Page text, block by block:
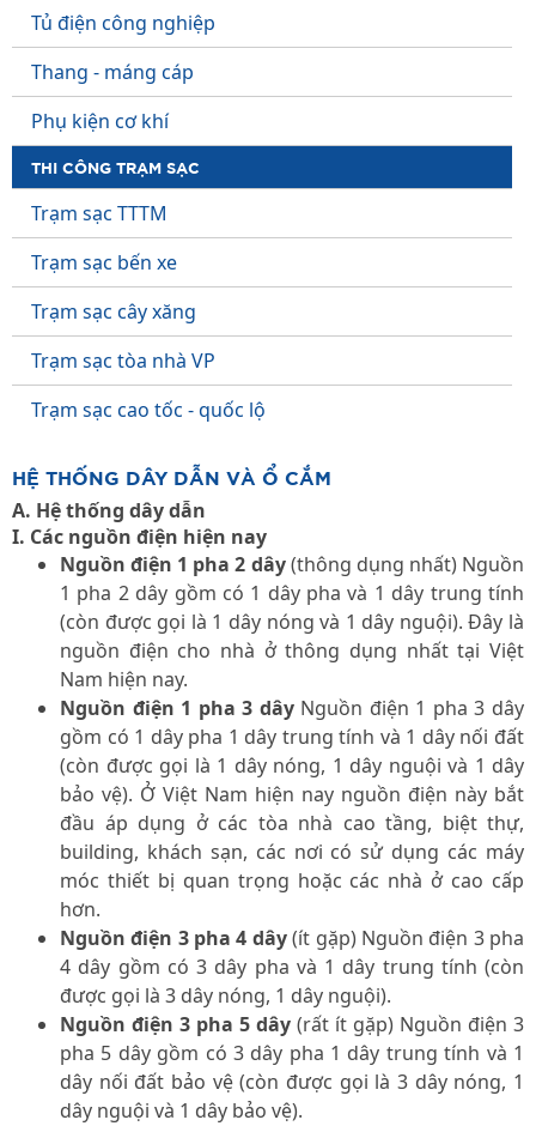
Tủ điện công nghiệp
Thang - máng cáp
Phụ kiện cơ khí
THI CÔNG TRẠM SẠC
Trạm sạc TTTM
Trạm sạc bến xe
Trạm sạc cây xăng
Trạm sạc tòa nhà VP
Trạm sạc cao tốc - quốc lộ
HỆ THỐNG DÂY DẪN VÀ Ổ CẮM
A. Hệ thống dây dẫn
I. Các nguồn điện hiện nay
Nguồn điện 1 pha 2 dây(thông dụng nhất) Nguồn
1 pha 2 dây gồm có 1 dây pha và 1 dây trung tính
(còn được gọi là 1 dây nóng và 1 dây nguội). Đây là
nguồn điện cho nhà ở thông dụng nhất tại Việt
Nam hiện nay.
Nguồn điện 1 pha 3 dâyNguồn điện 1 pha 3 dây
gồm có 1 dây pha 1 dây trung tính và 1 dây nối đất
(còn được gọi là 1 dây nóng, 1 dây nguội và 1 dây
bảo vệ). Ở Việt Nam hiện nay nguồn điện này bắt
đầu áp dụng ở các tòa nhà cao tầng, biệt thự,
building, khách sạn, các nơi có sử dụng các máy
móc thiết bị quan trọng hoặc các nhà ở cao cấp
hơn.
Nguồn điện 3 pha 4 dây(ít gặp) Nguồn điện 3 pha
4 dây gồm có 3 dây pha và 1 dây trung tính (còn
được gọi là 3 dây nóng, 1 dây nguội).
Nguồn điện 3 pha 5 dây (rất ít gặp) Nguồn điện 3
pha 5 dây gồm có 3 dây pha 1 dây trung tính và 1
dây nối đất bảo vệ (còn được gọi là 3 dây nóng, 1
dây nguội và 1 dây bảo vệ).